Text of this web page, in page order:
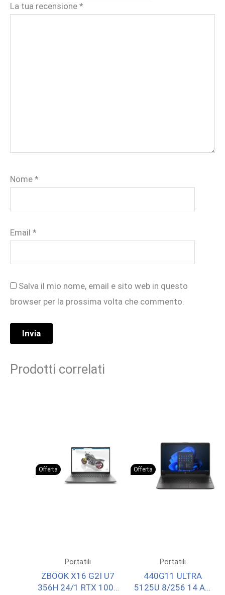
La tua recensione *
Nome *
Email *
Salva il mio nome, email e sito web in questo
browser per la prossima volta che commento.
Prodotti correlati
Offerta
Portatili
ZBOOK X16 G2I U7
356H 24/1 RTX 1000
Offerta
Portatili
440G11 ULTRA
5125U 8/256 14 AG